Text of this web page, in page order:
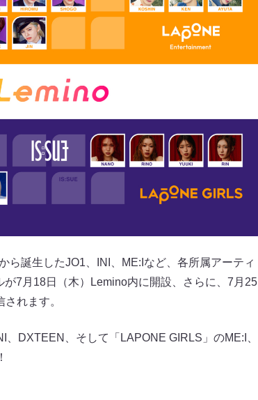
誕生したJO1、INI、ME:Iなど、各所属アーティ
7月18日（木）Lemino内に開設、さらに、7月25
れます。
DXTEEN、そして「LAPONE GIRLS」のME:I、